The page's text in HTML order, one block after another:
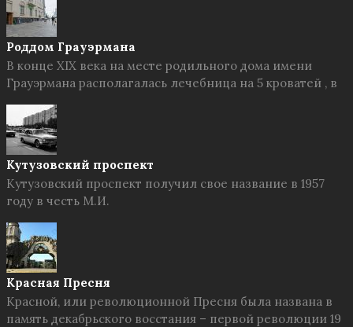
Роддом Грауэрмана
В конце XIX века на месте родильного дома имени
Грауэрмана располагалась лечебница на 5 кроватей , в
Кутузовский проспект
Кутузовский проспект получил свое название в 1957
году в честь М.И.
Красная Пресня
Красной, или революционной Пресня была названа в
память декабрьского восстания – первой революции 19